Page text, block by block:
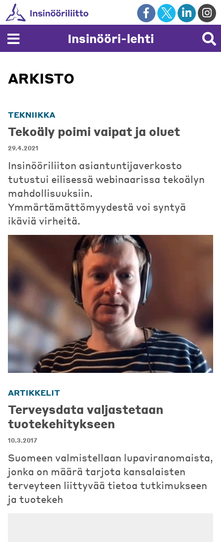
Skip
to
content
Insinööri-lehti
ARKISTO
TEKNIIKKA
Tekoäly poimi vaipat ja oluet
29.4.2021
Insinööriliiton asiantuntijaverkosto
tutustui eilisessä webinaarissa tekoälyn
mahdollisuuksiin.
Ymmärtämättömyydestä voi syntyä
ikäviä virheitä.
ARTIKKELIT
Terveysdata valjastetaan
tuotekehitykseen
10.3.2017
Suomeen valmistellaan lupaviranomaista,
jonka on määrä tarjota kansalaisten
terveyteen liittyvää tietoa tutkimukseen
ja tuotekeh